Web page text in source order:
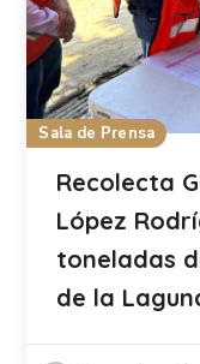
Sala de Prensa
Recolecta
López
toneladas
de la